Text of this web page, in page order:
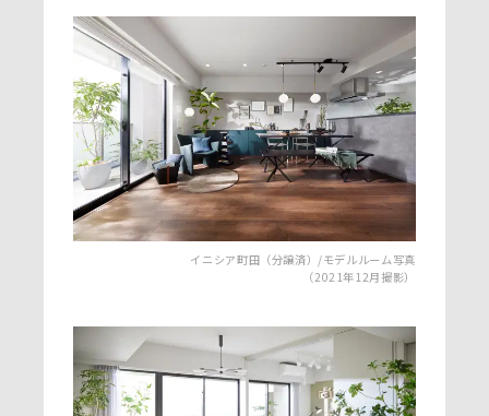
イニシア町田（分譲済）/モデルルーム写真
（2021年12月撮影）